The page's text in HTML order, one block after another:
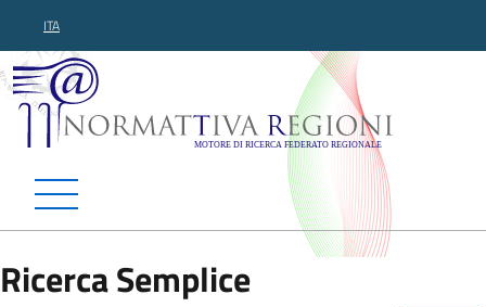
ITA
Normattiva Regioni -
Ricerca Semplice